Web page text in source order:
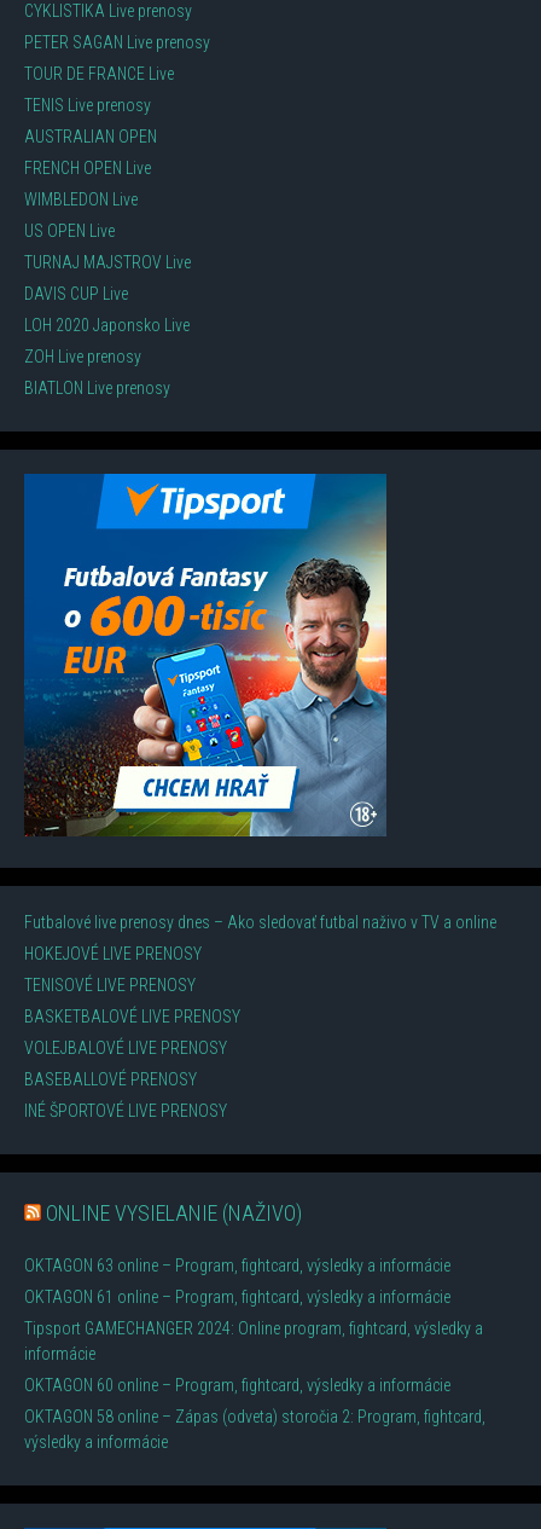
CYKLISTIKA Live prenosy
PETER SAGAN Live prenosy
TOUR DE FRANCE Live
TENIS Live prenosy
AUSTRALIAN OPEN
FRENCH OPEN Live
WIMBLEDON Live
US OPEN Live
TURNAJ MAJSTROV Live
DAVIS CUP Live
LOH 2020 Japonsko Live
ZOH Live prenosy
BIATLON Live prenosy
Futbalové live prenosy dnes – Ako sledovať futbal naživo v TV a online
HOKEJOVÉ LIVE PRENOSY
TENISOVÉ LIVE PRENOSY
BASKETBALOVÉ LIVE PRENOSY
VOLEJBALOVÉ LIVE PRENOSY
BASEBALLOVÉ PRENOSY
INÉ ŠPORTOVÉ LIVE PRENOSY
ONLINE VYSIELANIE (NAŽIVO)
OKTAGON 63 online – Program, fightcard, výsledky a informácie
OKTAGON 61 online – Program, fightcard, výsledky a informácie
Tipsport GAMECHANGER 2024: Online program, fightcard, výsledky a
informácie
OKTAGON 60 online – Program, fightcard, výsledky a informácie
OKTAGON 58 online – Zápas (odveta) storočia 2: Program, fightcard,
výsledky a informácie